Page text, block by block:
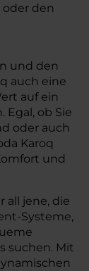
den
und den
auch eine
auf ein
Egal, ob Sie
oder auch
Karoq
und
all jene, die
Systeme,
suchen. Mit